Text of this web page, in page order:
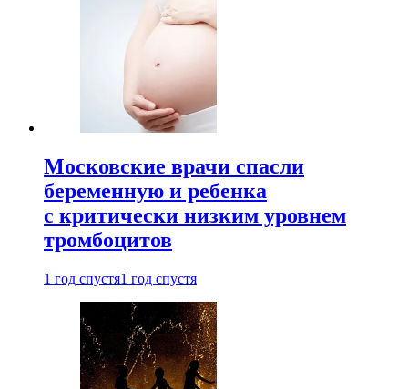
Московские врачи спасли
беременную и ребенка
с критически низким уровнем
тромбоцитов
1 год спустя1 год спустя